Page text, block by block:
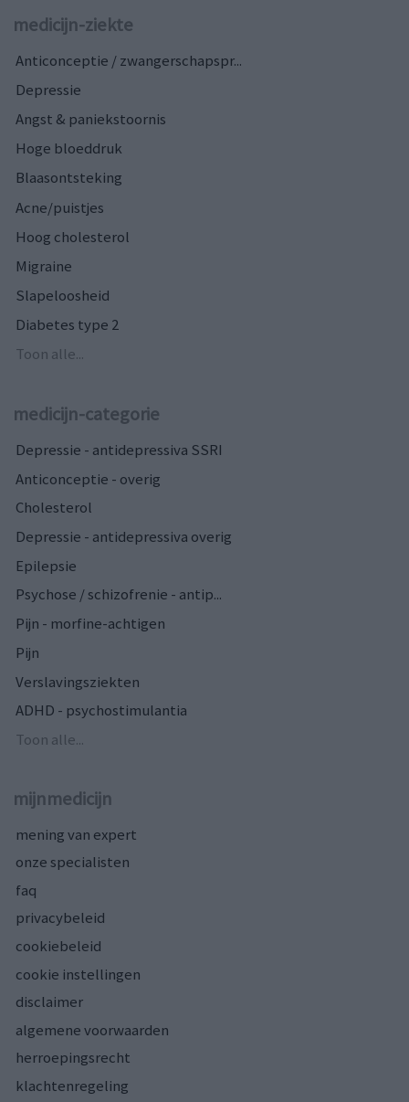
medicijn-ziekte
Anticonceptie / zwangerschapspr...
Depressie
Angst & paniekstoornis
Hoge bloeddruk
Blaasontsteking
Acne/puistjes
Hoog cholesterol
Migraine
Slapeloosheid
Diabetes type 2
Toon alle...
medicijn-categorie
Depressie - antidepressiva SSRI
Anticonceptie - overig
Cholesterol
Depressie - antidepressiva overig
Epilepsie
Psychose / schizofrenie - antip...
Pijn - morfine-achtigen
Pijn
Verslavingsziekten
ADHD - psychostimulantia
Toon alle...
mijnmedicijn
mening van expert
onze specialisten
faq
privacybeleid
cookiebeleid
cookie instellingen
disclaimer
algemene voorwaarden
herroepingsrecht
klachtenregeling